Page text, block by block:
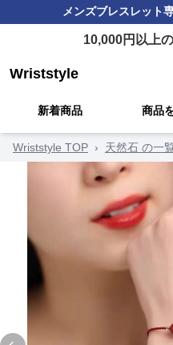
メンズブレスレット
10,000円以上
Wriststyle
新着商品 商品
Wriststyle TOP › 天然石 の一